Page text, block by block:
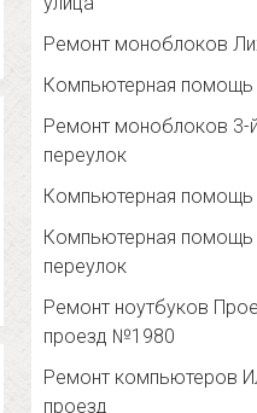
Ремонт моноблоков
Компьютерная помощь
Ремонт моноблоков 3-
переулок
Компьютерная помощь
Компьютерная помощь
переулок
Ремонт ноутбуков
проезд №1980
Ремонт компьютеров
проезд